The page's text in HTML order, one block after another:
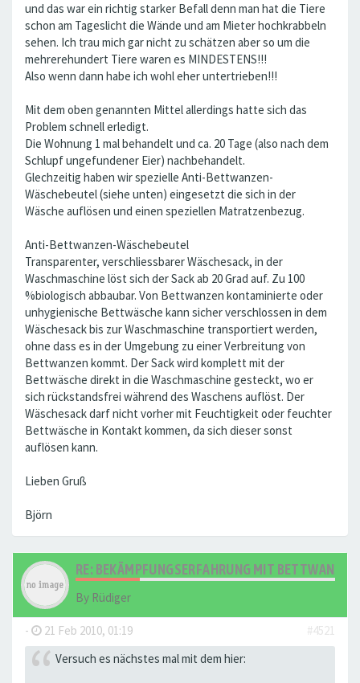
und das war ein richtig starker Befall denn man hat die Tiere
schon am Tageslicht die Wände und am Mieter hochkrabbeln
sehen. Ich trau mich gar nicht zu schätzen aber so um die
mehrerehundert Tiere waren es MINDESTENS!!!
Also wenn dann habe ich wohl eher untertrieben!!!
Mit dem oben genannten Mittel allerdings hatte sich das
Problem schnell erledigt.
Die Wohnung 1 mal behandelt und ca. 20 Tage (also nach dem
Schlupf ungefundener Eier) nachbehandelt.
Glechzeitig haben wir spezielle Anti-Bettwanzen-
Wäschebeutel (siehe unten) eingesetzt die sich in der
Wäsche auflösen und einen speziellen Matratzenbezug.
Anti-Bettwanzen-Wäschebeutel
Transparenter, verschliessbarer Wäschesack, in der
Waschmaschine löst sich der Sack ab 20 Grad auf. Zu 100
%biologisch abbaubar. Von Bettwanzen kontaminierte oder
unhygienische Bettwäsche kann sicher verschlossen in dem
Wäschesack bis zur Waschmaschine transportiert werden,
ohne dass es in der Umgebung zu einer Verbreitung von
Bettwanzen kommt. Der Sack wird komplett mit der
Bettwäsche direkt in die Waschmaschine gesteckt, wo er
sich rückstandsfrei während des Waschens auflöst. Der
Wäschesack darf nicht vorher mit Feuchtigkeit oder feuchter
Bettwäsche in Kontakt kommen, da sich dieser sonst
auflösen kann.
Lieben Gruß
Björn
RE: BEKÄMPFUNGSERFAHRUNG MIT
By Rüdiger
- 21 Feb 2010, 01:19
#4521
Versuch es nächstes mal mit dem hier: